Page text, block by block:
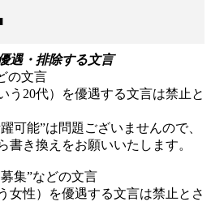
遇・排除する文言
の文言
う20代）を優遇する文言は禁止と
可能”は問題ございませんので、
書き換えをお願いいたします。
集”などの文言
女性）を優遇する文言は禁止とさ